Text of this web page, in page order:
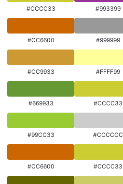
#CCCC33 #993399
#CC6600 #999999
#CC9933 #FFFF99
#669933 #CCCC33
#99CC33 #CCCCCC
#CC6600 #CCCC33